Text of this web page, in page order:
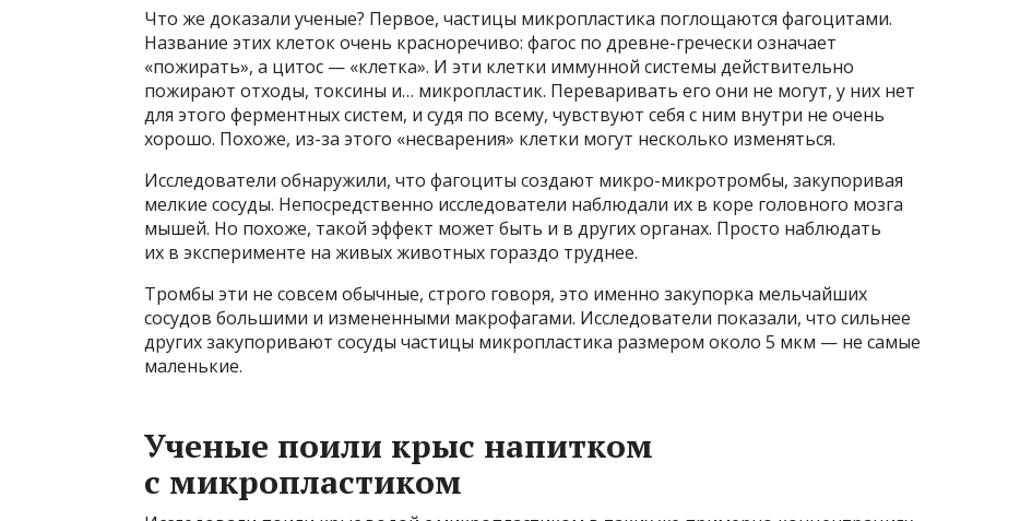
Что же доказали ученые? Первое, частицы микропластика поглощаются фагоцитами.
Название этих клеток очень красноречиво: фагос по древне-гречески означает
«пожирать», а цитос — «клетка». И эти клетки иммунной системы действительно
пожирают отходы, токсины и… микропластик. Переваривать его они не могут, у них нет
для этого ферментных систем, и судя по всему, чувствуют себя с ним внутри не очень
хорошо. Похоже, из-за этого «несварения» клетки могут несколько изменяться.
Исследователи обнаружили, что фагоциты создают микро-микротромбы, закупоривая
мелкие сосуды. Непосредственно исследователи наблюдали их в коре головного мозга
мышей. Но похоже, такой эффект может быть и в других органах. Просто наблюдать
их в эксперименте на живых животных гораздо труднее.
Тромбы эти не совсем обычные, строго говоря, это именно закупорка мельчайших
сосудов большими и измененными макрофагами. Исследователи показали, что сильнее
других закупоривают сосуды частицы микропластика размером около 5 мкм — не самые
маленькие.
Ученые поили крыс напитком
с микропластиком